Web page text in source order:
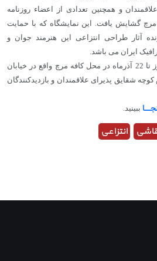
و همچنین تعدادی از اعضاء روزنامه
مرچ گشایش یافت. این نمایشگاه که با حمایت
آثار طراحی انتزاعی این هنرمند جوان و
ایران می باشد.
نمایشگاه مسخیان بمدت 10 روز تا 22 آذرماه در محل کافه مرچ واقع در خیابان
شقایق پذیرای علاقمندان و بازدیدکنندگان
ببینید.
انتزاعی